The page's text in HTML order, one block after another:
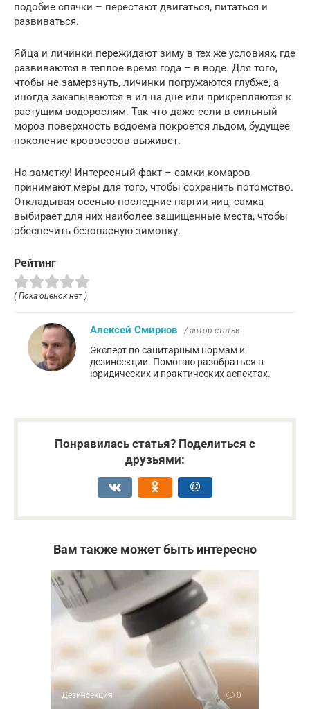
подобие спячки – перестают двигаться, питаться и
развиваться.
Яйца и личинки пережидают зиму в тех же условиях, где
развиваются в теплое время года – в воде. Для того,
чтобы не замерзнуть, личинки погружаются глубже, а
иногда закапываются в ил на дне или прикрепляются к
растущим водорослям. Так что даже если в сильный
мороз поверхность водоема покроется льдом, будущее
поколение кровососов выживет.
На заметку! Интересный факт – самки комаров
принимают меры для того, чтобы сохранить потомство.
Откладывая осенью последние партии яиц, самка
выбирает для них наиболее защищенные места, чтобы
обеспечить безопасную зимовку.
Рейтинг
( Пока оценок нет )
Алексей Смирнов / автор статьи
Эксперт по санитарным нормам и
дезинсекции. Помогаю разобраться в
юридических и практических аспектах.
Понравилась статья? Поделиться с
друзьями:
Вам также может быть интересно
Дезинсекция 0